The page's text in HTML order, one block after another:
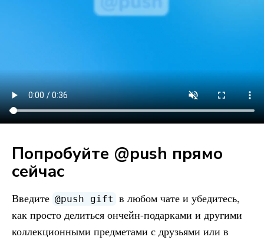
Попробуйте @push прямо
сейчас
Введите @push gift в любом чате и убедитесь,
как просто делиться ончейн-подарками и другими
коллекционными предметами с друзьями или в